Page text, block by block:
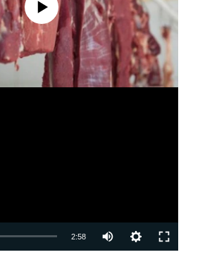
source currently available
2:58